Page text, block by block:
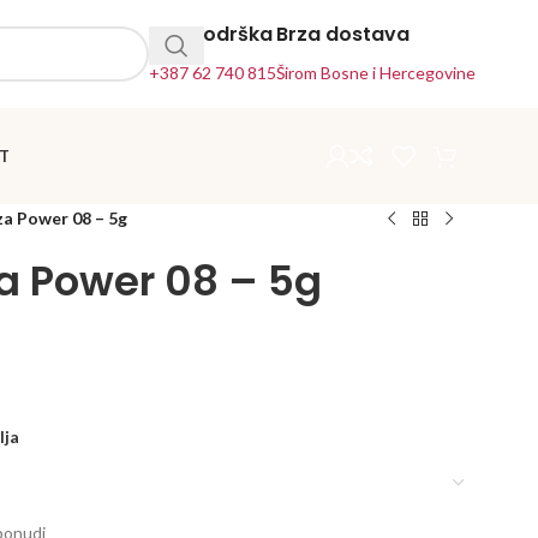
24h Podrška
+387 62 740 815
Brza dostava
Širom Bosne i Hercegovine
Power 08 – 5g
Power 08 – 5g